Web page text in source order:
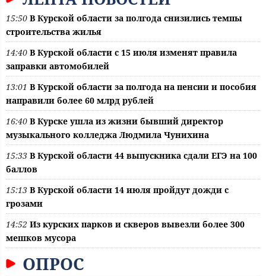
15:50 В Курской области за полгода снизились темпы
строительства жилья
14:40 В Курской области с 15 июля изменят правила
заправки автомобилей
13:01 В Курской области за полгода на пенсии и пособия
направили более 60 млрд рублей
16:40 В Курске ушла из жизни бывший директор
музыкального колледжа Людмила Чунихина
15:33 В Курской области 44 выпускника сдали ЕГЭ на 100
баллов
15:13 В Курской области 14 июля пройдут дожди с
грозами
14:52 Из курских парков и скверов вывезли более 300
мешков мусора
ОПРОС